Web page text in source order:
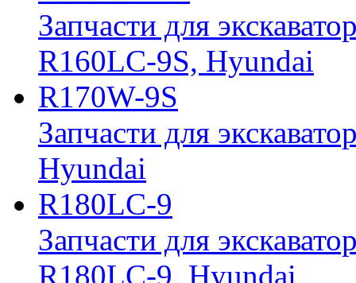
Запчасти для
R160LC-9S, Hyundai
R170W-9S
Запчасти для
Hyundai
R180LC-9
Запчасти для
R180LC-9, Hyundai